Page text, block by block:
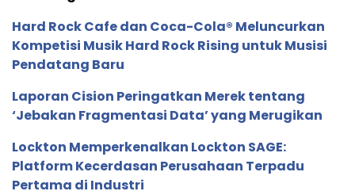
Hard Rock Cafe dan Coca-Cola® Meluncurkan
Kompetisi Musik Hard Rock Rising untuk Musisi
Pendatang Baru
Laporan Cision Peringatkan Merek tentang
‘Jebakan Fragmentasi Data’ yang Merugikan
Lockton Memperkenalkan Lockton SAGE:
Platform Kecerdasan Perusahaan Terpadu
Pertama di Industri